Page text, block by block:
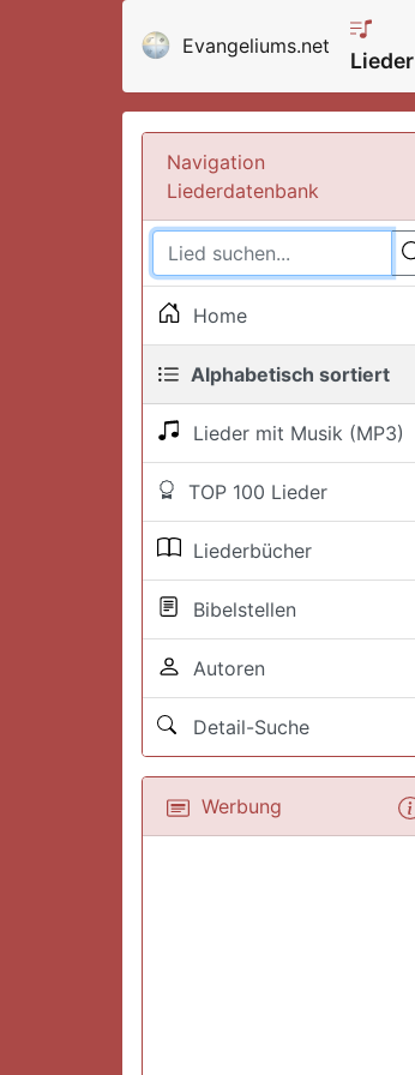
Evangeliums.net
Lieder
Navigation
Liederdatenbank
Home
Alphabetisch sortiert
Lieder mit Musik (MP3)
TOP 100 Lieder
Liederbücher
Bibelstellen
Autoren
Detail-Suche
Werbung